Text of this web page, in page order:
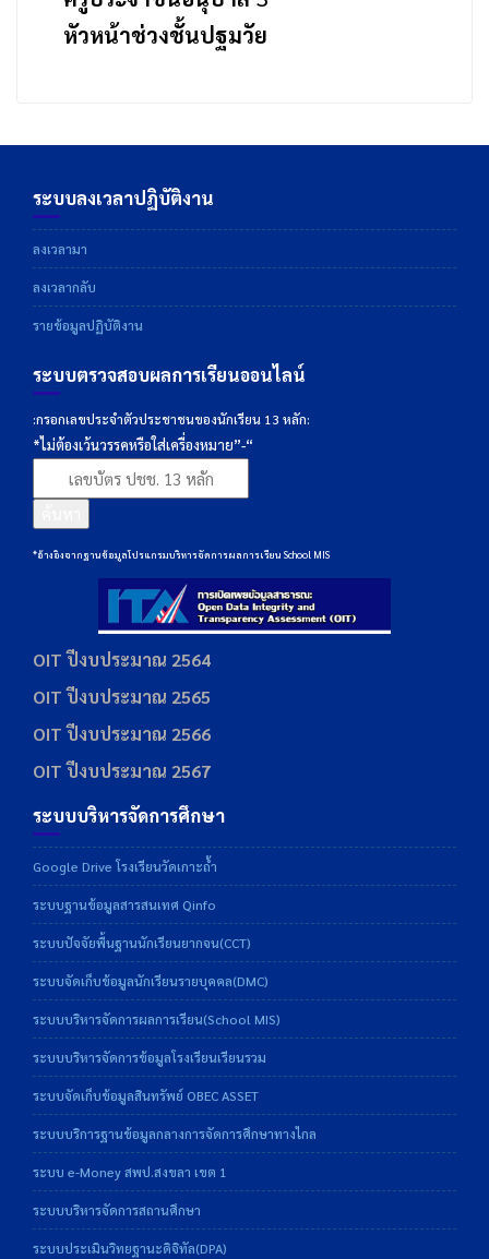
หัวหน้าช่วงชั้นปฐมวัย
ระบบลงเวลาปฏิบัติงาน
ลงเวลามา
ลงเวลากลับ
รายข้อมูลปฏิบัติงาน
ระบบตรวจสอบผลการเรียนออนไลน์
:กรอกเลขประจำตัวประชาชนของนักเรียน 13 หลัก:
*ไม่ต้องเว้นวรรคหรือใส่เครื่องหมาย”-“
*อ้างอิงจากฐานข้อมูลโปรแกรมบริหารจัดการผลการเรียน School MIS
OIT ปีงบประมาณ 2564
OIT ปีงบประมาณ 2565
OIT ปีงบประมาณ 2566
OIT ปีงบประมาณ 2567
ระบบบริหารจัดการศึกษา
Google Drive โรงเรียนวัดเกาะถ้ำ
ระบบฐานข้อมูลสารสนเทศ Qinfo
ระบบปัจจัยพื้นฐานนักเรียนยากจน(CCT)
ระบบจัดเก็บข้อมูลนักเรียนรายบุคคล(DMC)
ระบบบริหารจัดการผลการเรียน(School MIS)
ระบบบริหารจัดการข้อมูลโรงเรียนเรียนรวม
ระบบจัดเก็บข้อมูลสินทรัพย์ OBEC ASSET
ระบบบริการฐานข้อมูลกลางการจัดการศึกษาทางไกล
ระบบ e-Money สพป.สงขลา เขต 1
ระบบบริหารจัดการสถานศึกษา
ระบบประเมินวิทยฐานะดิจิทัล(DPA)